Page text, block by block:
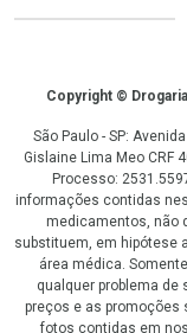
CopyrightCopyright ©
São Paulo - SP:
Gislaine Lima Meo CRF
Processo:
informações contidas
medicamentos, não
substituem, em hipótese
área médica.
qualquer problema de
preços e as promoções
fotos contidas em